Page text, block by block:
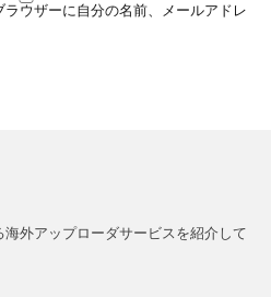
ウザーに自分の名前、メールアドレ
外アップローダサービスを紹介して